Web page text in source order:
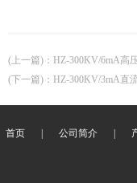
(上一篇) ： HZ-300KV/6mA高
(下一篇) ： HZ-300KV/3mA直
首页 公司简介